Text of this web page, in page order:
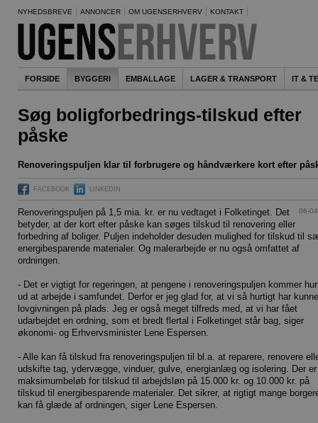
NYHEDSBREVE ANNONCER OM UGENSERHVERV KONTAKT
FORSIDE BYGGERI EMBALLAGE LAGER & TRANSPORT IT &
Søg boligforbedrings-tilskud efter
påske
Renoveringspuljen klar til forbrugere og håndværkere kort efter
FACEBOOK LINKEDIN
06-
Renoveringspuljen på 1,5 mia. kr. er nu vedtaget i Folketinget. Det
betyder, at der kort efter påske kan søges tilskud til renovering eller
forbedring af boliger. Puljen indeholder desuden mulighed for tilskud til
energibesparende materialer. Og malerarbejde er nu også omfattet af
ordningen.
- Det er vigtigt for regeringen, at pengene i renoveringspuljen kommer
ud at arbejde i samfundet. Derfor er jeg glad for, at vi så hurtigt har
lovgivningen på plads. Jeg er også meget tilfreds med, at vi har fået
udarbejdet en ordning, som et bredt flertal i Folketinget står bag, siger
økonomi- og Erhvervsminister Lene Espersen.
- Alle kan få tilskud fra renoveringspuljen til bl.a. at reparere, renovere
udskifte tag, ydervægge, vinduer, gulve, energianlæg og isolering. Der
maksimumbeløb for tilskud til arbejdsløn på 15.000 kr. og 10.000 kr. på
tilskud til energibesparende materialer. Det sikrer, at rigtigt mange
kan få glæde af ordningen, siger Lene Espersen.